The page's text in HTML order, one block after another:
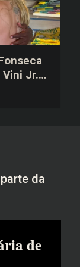
Jr.
da
de